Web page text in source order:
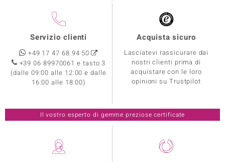
Servizio clienti
+49 17 47 68 94 50
+39 06 89970061 e tasto 3
(dalle 09:00 alle 12:00 e dalle
16:00 alle 18:00)
Acquista sicuro
Lasciatevi rassicurare dai
nostri clienti prima di
acquistare con le loro
opinioni su Trustpilot
Il vostro esperto di gemme preziose certificate